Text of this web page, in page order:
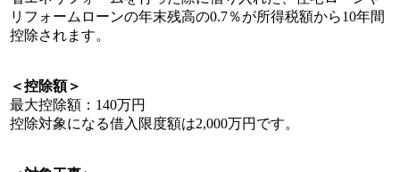
リフォームローンの年末残高の0.7％が所得税額から10年間
控除されます。
＜控除額＞
最大控除額：140万円
控除対象になる借入限度額は2,000万円です。